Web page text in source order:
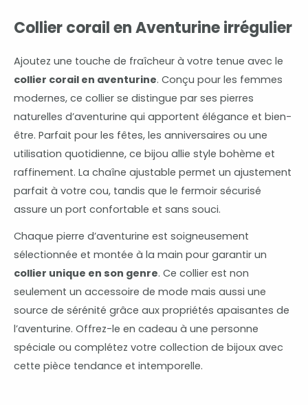
Collier corail en Aventurine irrégulier
Ajoutez une touche de fraîcheur à votre tenue avec le
collier corail en aventurine. Conçu pour les femmes
modernes, ce collier se distingue par ses pierres
naturelles d’aventurine qui apportent élégance et bien-
être. Parfait pour les fêtes, les anniversaires ou une
utilisation quotidienne, ce bijou allie style bohème et
raffinement. La chaîne ajustable permet un ajustement
parfait à votre cou, tandis que le fermoir sécurisé
assure un port confortable et sans souci.
Chaque pierre d’aventurine est soigneusement
sélectionnée et montée à la main pour garantir un
collier unique en son genre. Ce collier est non
seulement un accessoire de mode mais aussi une
source de sérénité grâce aux propriétés apaisantes de
l’aventurine. Offrez-le en cadeau à une personne
spéciale ou complétez votre collection de bijoux avec
cette pièce tendance et intemporelle.